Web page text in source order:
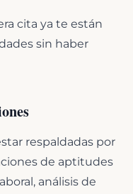
cita ya te están
sin haber
respaldadas por
de aptitudes
análisis de